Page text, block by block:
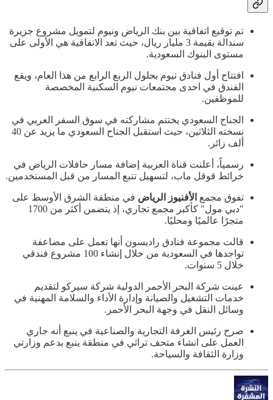
تم توقيع اتفاقية بين بنك الرياض ونيوم لتمويل مشروع جزيرة
سندالة بقيمة 3 مليار ريال، حيث تعد الاتفاقية هي الأولى على
مستوى البنوك السعودية.
افتتاح أول فنادق نيوم بحلول الربع الرابع من هذا العام، ويقع
الفندق في احدى مجتمعات نيوم السكنية المخصصة
للموظفين.
الجناح السعودي يختتم مشاركته في سوق السفر العربي في
نسخته الثلاثين، حيث استقبل الجناح السعودي ما يزيد عن 40
ألف زائر.
رسمياً، أعلنت قناة العربية إضافة مسار حافلات الرياض في
خرائط قوقل ماب، لتسهيل تتبع المسار من قبل المستخدمين.
تفوق مجمع الأفنيوز الرياض في منطقة الشرق الأوسط على
"دبي مول" كأكبر مجمع تجاري، إذ يتضمن أكثر من 1700
متجرًا عالميًا ومحليًا.
قالت مجموعة فنادق راديسون أنها ‏تعمل على مضاعفة
تواجدها في السعودية‬⁩ من خلال إنشاء 100 مشروع فندقي
خلال 5 سنوات.
عينت شركة البحر الأحمر الدولية شركة سيركو لتقديم
خدمات التشغيل والصيانة وإدارة الأداء والسلامة المهنية في
وسائل النقل في وجهة البحر الأحمر.
صرح ‏رئيس الغرفة التجارية والصناعية في ينبع أنه جاري
العمل على انشاء متحف تراثي في منطقة ينبع بدعم وزارتي
وزارة الثقافة والسياحة.